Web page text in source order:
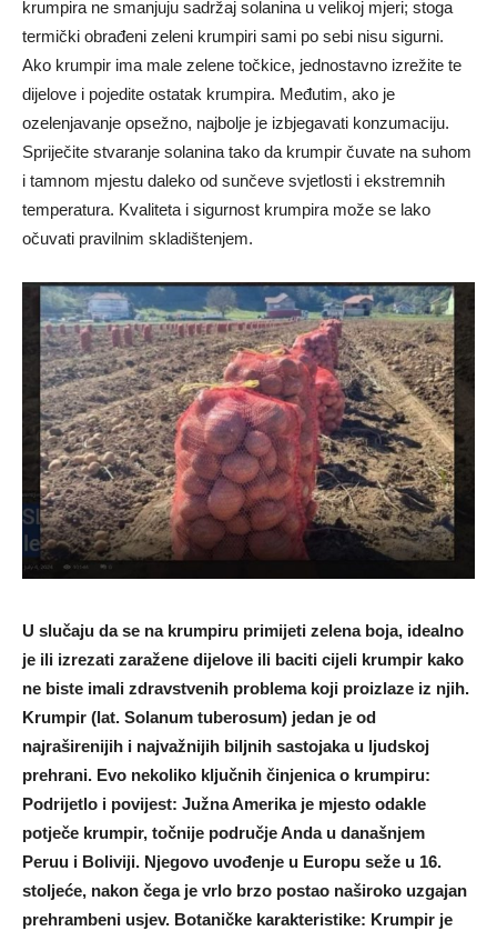
krumpira ne smanjuju sadržaj solanina u velikoj mjeri; stoga
termički obrađeni zeleni krumpiri sami po sebi nisu sigurni.
Ako krumpir ima male zelene točkice, jednostavno izrežite te
dijelove i pojedite ostatak krumpira. Međutim, ako je
ozelenjavanje opsežno, najbolje je izbjegavati konzumaciju.
Spriječite stvaranje solanina tako da krumpir čuvate na suhom
i tamnom mjestu daleko od sunčeve svjetlosti i ekstremnih
temperatura. Kvaliteta i sigurnost krumpira može se lako
očuvati pravilnim skladištenjem.
U slučaju da se na krumpiru primijeti zelena boja, idealno
je ili izrezati zaražene dijelove ili baciti cijeli krumpir kako
ne biste imali zdravstvenih problema koji proizlaze iz njih.
Krumpir (lat. Solanum tuberosum) jedan je od
najraširenijih i najvažnijih biljnih sastojaka u ljudskoj
prehrani. Evo nekoliko ključnih činjenica o krumpiru:
Podrijetlo i povijest: Južna Amerika je mjesto odakle
potječe krumpir, točnije područje Anda u današnjem
Peruu i Boliviji. Njegovo uvođenje u Europu seže u 16.
stoljeće, nakon čega je vrlo brzo postao naširoko uzgajan
prehrambeni usjev. Botaničke karakteristike: Krumpir je